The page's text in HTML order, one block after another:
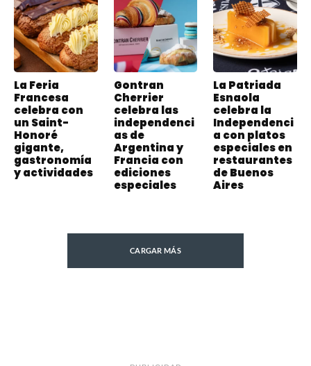
La Feria
Francesa
celebra con
un Saint-
Honoré
gigante,
gastronomía
y actividades
Gontran
Cherrier
celebra las
independenci
as de
Argentina y
Francia con
ediciones
especiales
La Patriada
Esnaola
celebra la
Independenci
a con platos
especiales en
restaurantes
de Buenos
Aires
CARGAR MÁS